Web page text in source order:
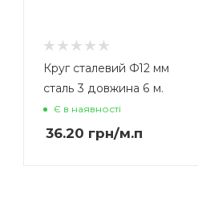
Круг сталевий Ф12 мм
сталь 3 довжина 6 м.
Є в наявності
36.20 грн/м.п